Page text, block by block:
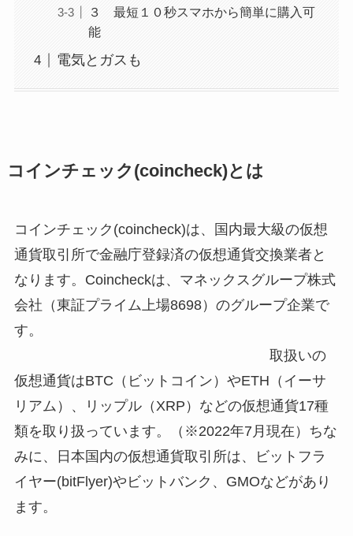
３ 最短１０秒スマホから簡単に購入可
能
電気とガスも
コインチェック (coincheck)とは
コインチェック (coincheck)は、国内最大級の仮想
通貨取引所で金融庁登録済の仮想通貨交換業者と
なります。 Coincheckは、マネックスグループ株式
会社（東証プライム上場8698）のグループ企業で
す。
取扱いの
仮想通貨はBTC （ビットコイン）やETH （イーサ
リアム）、リップル（XRP ）などの仮想通貨17種
類を取り扱っています。（ ※2022年7 月現在）ちな
みに、日本国内の仮想通貨取引所は、ビットフラ
イヤー(bitFlyer)やビットバンク、 GMOなどがあり
ます。